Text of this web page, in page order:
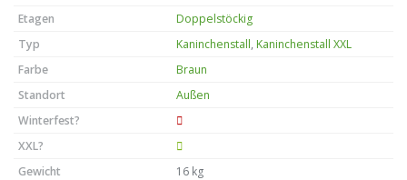
Etagen
Doppelstöckig
Typ
Kaninchenstall, Kaninchenstall XXL
Farbe
Braun
Standort
Außen
Winterfest?
XXL?
Gewicht
16 kg